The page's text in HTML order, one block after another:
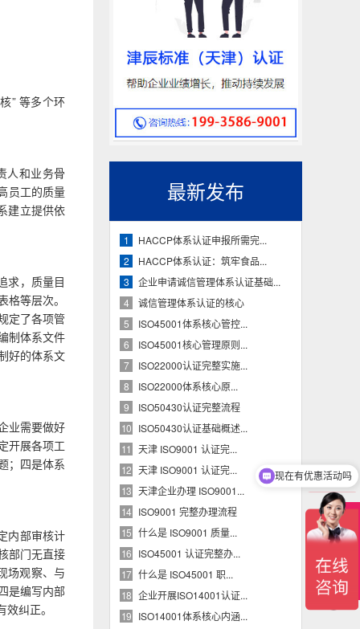
最新发布
1 HACCP体系认证申报所需完...
2 HACCP体系认证：筑牢食品...
3 企业申请诚信管理体系认证基础...
4 诚信管理体系认证的核心
5 ISO45001体系核心管控...
6 ISO45001核心管理原则...
7 ISO22000认证完整实施...
8 ​ISO22000体系核心原...
9 ISO50430认证完整流程
10 ISO50430认证基础概述...
11 天津 ISO9001 认证完...
12 天津 ISO9001 认证完...
13 天津企业办理 ISO9001...
14 ISO9001 完整办理流程
15 什么是 ISO9001 质量...
16 ISO45001 认证完整办...
17 什么是 ISO45001 职...
18 企业开展ISO14001认证...
19 ISO14001体系核心内涵...
” 等多个环
人和业务骨
员工的质量
建立提供依
求，质量目
等层次。
定了各项管
制体系文件
好的体系文
业需要做好
开展各项工
；四是体系
内部审核计
部门无直接
场观察、与
是编写内部
纠正。
在
线
服
现在有优惠活动吗